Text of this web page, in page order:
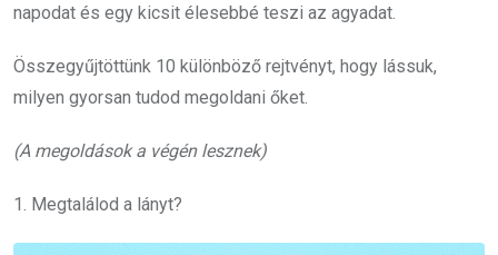
napodat és egy kicsit élesebbé teszi az agyadat.
Összegyűjtöttünk 10 különböző rejtvényt, hogy lássuk,
milyen gyorsan tudod megoldani őket.
(A megoldások a végén lesznek)
1. Megtalálod a lányt?